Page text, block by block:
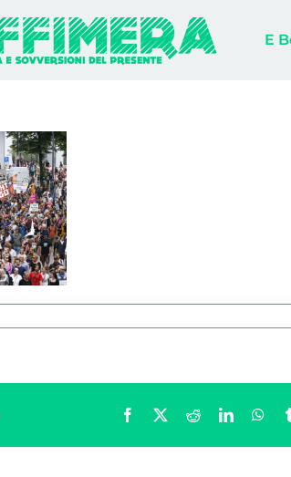
E
Facebook
X RedditLinkedIn